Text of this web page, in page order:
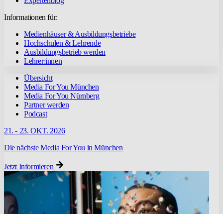
Informationen für:
Medienhäuser & Ausbildungsbetriebe
Hochschulen & Lehrende
Ausbildungsbetrieb werden
Lehrer:innen
Übersicht
Media For You München
Media For You Nürnberg
Partner werden
Podcast
21. - 23. OKT. 2026
Die nächste Media For You in München
Jetzt Informieren